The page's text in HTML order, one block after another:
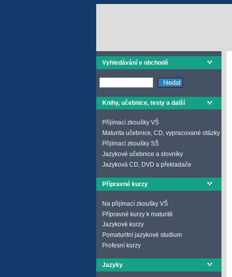
Vyhledávání v obchodě
Knihy, učebnice, testy a další
Přijímací zkoušky VŠ
Maturita učebnice, CD, vypracované otázky
Přijímací zkoušky SŠ
Jazykové učebnice a slovníky
Jazyková CD, DVD a překladače
Přípravné kurzy
Na přijímací zkoušky VŠ
Přípravné kurzy k maturitě
Jazykové kurzy
Pomaturitní jazykové studium
Profesní kurzy
Jazyky